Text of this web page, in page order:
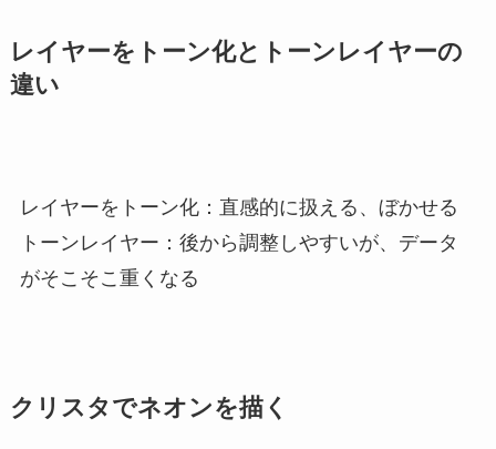
レイヤーをトーン化とトーンレイヤーの
違い
レイヤーをトーン化：直感的に扱える、ぼかせる
トーンレイヤー：後から調整しやすいが、データ
がそこそこ重くなる
クリスタでネオンを描く